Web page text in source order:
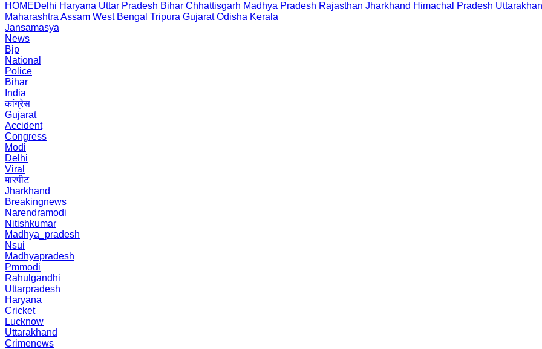
HOMEDelhi Haryana Uttar Pradesh Bihar Chhattisgarh Madhya Pradesh Rajasthan Jharkhand Himachal Pradesh
Maharashtra Assam West Bengal Tripura Gujarat Odisha Kerala
Jansamasya
News
Bjp
National
Police
Bihar
India
कांग्रेस
Gujarat
Accident
Congress
Modi
Delhi
Viral
मारपीट
Jharkhand
Breakingnews
Narendramodi
Nitishkumar
Madhya_pradesh
Nsui
Madhyapradesh
Pmmodi
Rahulgandhi
Uttarpradesh
Haryana
Cricket
Lucknow
Uttarakhand
Crimenews